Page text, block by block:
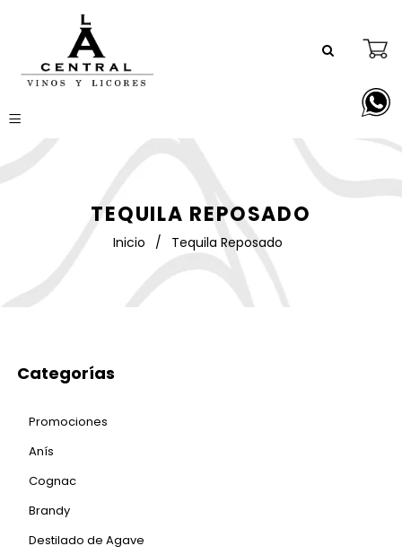
TEQUILA REPOSADO
Inicio / Tequila Reposado
Categorías
Promociones
Anís
Cognac
Brandy
Destilado de Agave